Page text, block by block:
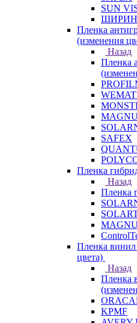
SUN
ШИРИНА
Пленка
(изменения
Назад
Пленка
SAFEX
Пленка
Назад
Пленка
Пленка винил
цвета)
Назад
Пленка
KPMF